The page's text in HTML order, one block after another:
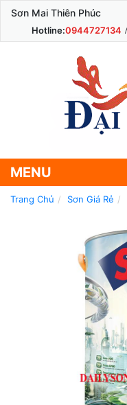
Sơn Mai Thiên Phúc
Hotline:0944727134
MENU
Trang Chủ Sơn Giá Rẻ